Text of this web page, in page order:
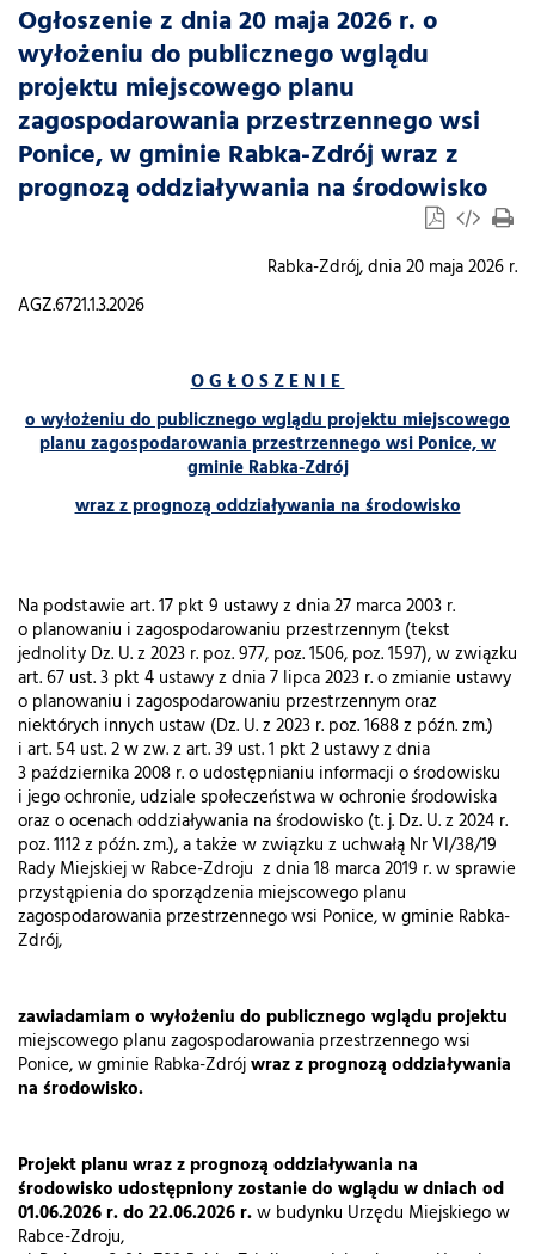
Ogłoszenie z dnia 20 maja 2026 r. o
wyłożeniu do publicznego wglądu
projektu miejscowego planu
zagospodarowania przestrzennego wsi
Ponice, w gminie Rabka-Zdrój wraz z
prognozą oddziaływania na środowisko
Rabka-Zdrój, dnia 20 maja 2026 r.
AGZ.6721.1.3.2026
O G Ł O S Z E N I E
o wyłożeniu do publicznego wglądu projektu miejscowego
planu zagospodarowania przestrzennego wsi Ponice, w
gminie Rabka-Zdrój
wraz z prognozą oddziaływania na środowisko
Na podstawie art. 17 pkt 9 ustawy z dnia 27 marca 2003 r.
o planowaniu i zagospodarowaniu przestrzennym (tekst
jednolity Dz. U. z 2023 r. poz. 977, poz. 1506, poz. 1597), w związku
art. 67 ust. 3 pkt 4 ustawy z dnia 7 lipca 2023 r. o zmianie ustawy
o planowaniu i zagospodarowaniu przestrzennym oraz
niektórych innych ustaw (Dz. U. z 2023 r. poz. 1688 z późn. zm.)
i art. 54 ust. 2 w zw. z art. 39 ust. 1 pkt 2 ustawy z dnia
3 października 2008 r. o udostępnianiu informacji o środowisku
i jego ochronie, udziale społeczeństwa w ochronie środowiska
oraz o ocenach oddziaływania na środowisko (t. j. Dz. U. z 2024 r.
poz. 1112 z późn. zm.), a także w związku z uchwałą Nr VI/38/19
Rady Miejskiej w Rabce-Zdroju z dnia 18 marca 2019 r. w sprawie
przystąpienia do sporządzenia miejscowego planu
zagospodarowania przestrzennego wsi Ponice, w gminie Rabka-
Zdrój,
zawiadamiam o wyłożeniu do publicznego wglądu projektu
miejscowego planu zagospodarowania przestrzennego wsi
Ponice, w gminie Rabka-Zdrójwraz z prognozą oddziaływania
na środowisko.
Projekt planu wraz z prognozą oddziaływania na
środowisko udostępniony zostanie do wglądu w dniach od
01.06.2026 r. do 22.06.2026 r.w budynku Urzędu Miejskiego w
Rabce-Zdroju,